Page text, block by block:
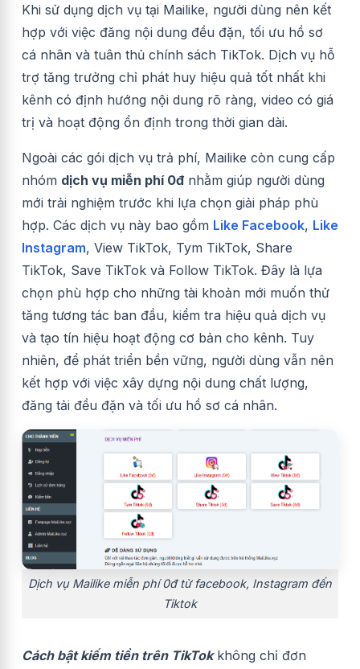
Khi sử dụng dịch vụ tại Mailike, người dùng nên kết
hợp với việc đăng nội dung đều đặn, tối ưu hồ sơ
cá nhân và tuân thủ chính sách TikTok. Dịch vụ hỗ
trợ tăng trưởng chỉ phát huy hiệu quả tốt nhất khi
kênh có định hướng nội dung rõ ràng, video có giá
trị và hoạt động ổn định trong thời gian dài.
Ngoài các gói dịch vụ trả phí, Mailike còn cung cấp
nhóm dịch vụ miễn phí 0đ nhằm giúp người dùng
mới trải nghiệm trước khi lựa chọn giải pháp phù
hợp. Các dịch vụ này bao gồm Like Facebook, Like
Instagram, View TikTok, Tym TikTok, Share
TikTok, Save TikTok và Follow TikTok. Đây là lựa
chọn phù hợp cho những tài khoản mới muốn thử
tăng tương tác ban đầu, kiểm tra hiệu quả dịch vụ
và tạo tín hiệu hoạt động cơ bản cho kênh. Tuy
nhiên, để phát triển bền vững, người dùng vẫn nên
kết hợp với việc xây dựng nội dung chất lượng,
đăng tải đều đặn và tối ưu hồ sơ cá nhân.
Dịch vụ Mailike miễn phí 0đ từ facebook, Instagram đến
Tiktok
Cách bật kiếm tiền trên TikTokkhông chỉ đơn